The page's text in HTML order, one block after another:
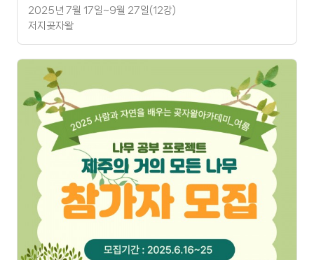
2025년 7월 17일~9월 27일(12강)
저지곶자왈